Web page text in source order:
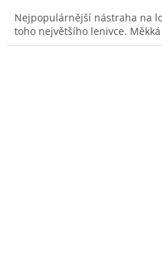
Nejpopulárnější nástraha na
toho největšího lenivce.